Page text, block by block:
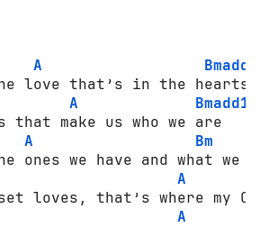
A
love that’s in the hearts;
A
Bmadd11
make us who we are
A Bm
ones we have and what we
A
loves, that’s where my
A